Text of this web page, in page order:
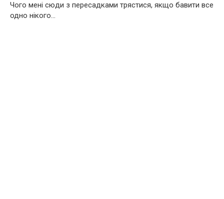
Чого мені сюди з пересадками трястися, якщо бавити все
одно нікого…